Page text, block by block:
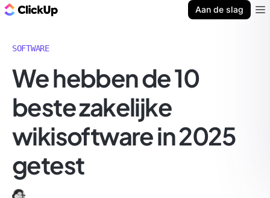
Aan de slag
SOFTWARE
We hebben de 10
beste zakelijke
wikisoftware in 2025
getest